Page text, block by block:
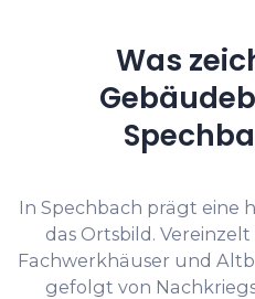
Was
In Spechbach prägt eine
das Ortsbild.
Fachwerkhäuser und
gefolgt von